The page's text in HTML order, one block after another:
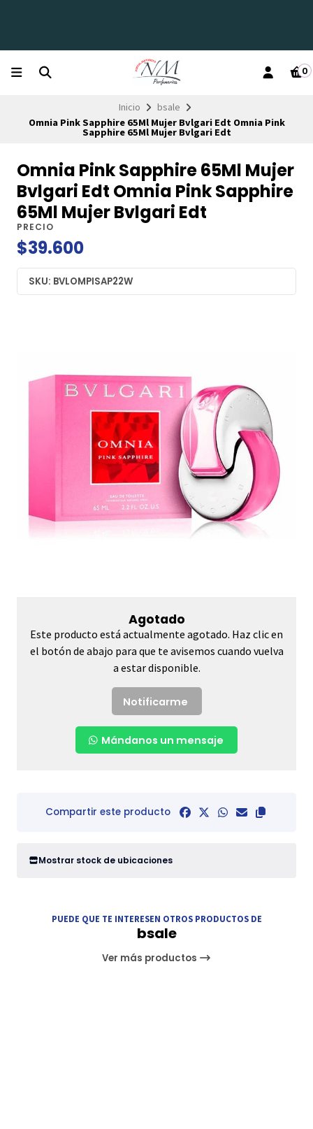
0
Inicio
bsale
Omnia Pink Sapphire 65Ml Mujer Bvlgari Edt Omnia Pink
Sapphire 65Ml Mujer Bvlgari Edt
Omnia Pink Sapphire 65Ml Mujer
Bvlgari Edt Omnia Pink Sapphire
65Ml Mujer Bvlgari Edt
PRECIO
$39.600
SKU: BVLOMPISAP22W
Agotado
Este producto está actualmente agotado. Haz clic en
el botón de abajo para que te avisemos cuando vuelva
a estar disponible.
Notificarme
Mándanos un mensaje
Compartir este producto
Mostrar stock de ubicaciones
PUEDE QUE TE INTERESEN OTROS PRODUCTOS DE
bsale
Ver más productos